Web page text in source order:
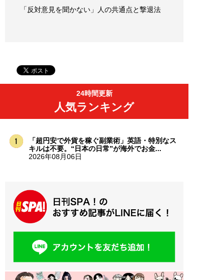
「反対意見を聞かない」人の共通点と撃退法
24時間更新
人気ランキング
「超円安で外貨を稼ぐ副業術」英語・特別なス
キルは不要。“日本の日常”が海外でお金...
2026年08月06日